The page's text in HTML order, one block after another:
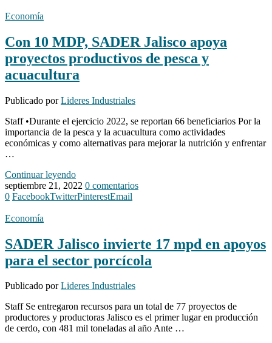
Economía
Con 10 MDP, SADER Jalisco apoya
proyectos productivos de pesca y
acuacultura
Publicado porLideres Industriales
Staff •Durante el ejercicio 2022, se reportan 66 beneficiarios Por la
importancia de la pesca y la acuacultura como actividades
económicas y como alternativas para mejorar la nutrición y enfrentar
…
Continuar leyendo
septiembre 21, 2022 0 comentarios
0 FacebookTwitterPinterestEmail
Economía
SADER Jalisco invierte 17 mpd en apoyos
para el sector porcícola
Publicado porLideres Industriales
Staff Se entregaron recursos para un total de 77 proyectos de
productores y productoras Jalisco es el primer lugar en producción
de cerdo, con 481 mil toneladas al año Ante …